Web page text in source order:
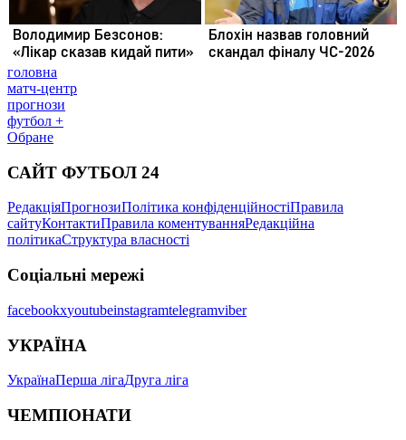
головна
матч-центр
прогнози
футбол +
Обране
САЙТ ФУТБОЛ 24
РедакціяПрогнозиПолітика конфіденційностіПравила
сайтуКонтактиПравила коментуванняРедакційна
політикаСтруктура власності
Соціальні мережі
facebookxyoutubeinstagramtelegramviber
УКРАЇНА
УкраїнаПерша лігаДруга ліга
ЧЕМПІОНАТИ